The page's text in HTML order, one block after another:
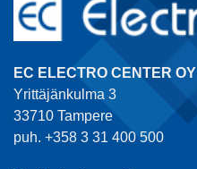
EC ELECTRO CENTER OY
Yrittäjänkulma 3
33710 Tampere
puh. +358 3 31 400 500